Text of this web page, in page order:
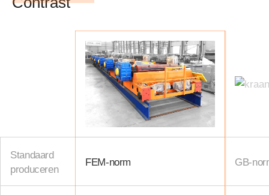
Standaard
produceren
FEM-norm GB-